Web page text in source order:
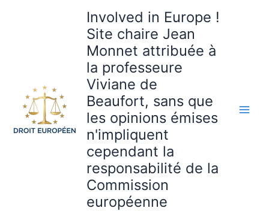
Involved in Europe !
Site chaire Jean
Monnet attribuée à
la professeure
Viviane de
Beaufort, sans que
les opinions émises
n'impliquent
cependant la
responsabilité de la
Commission
européenne